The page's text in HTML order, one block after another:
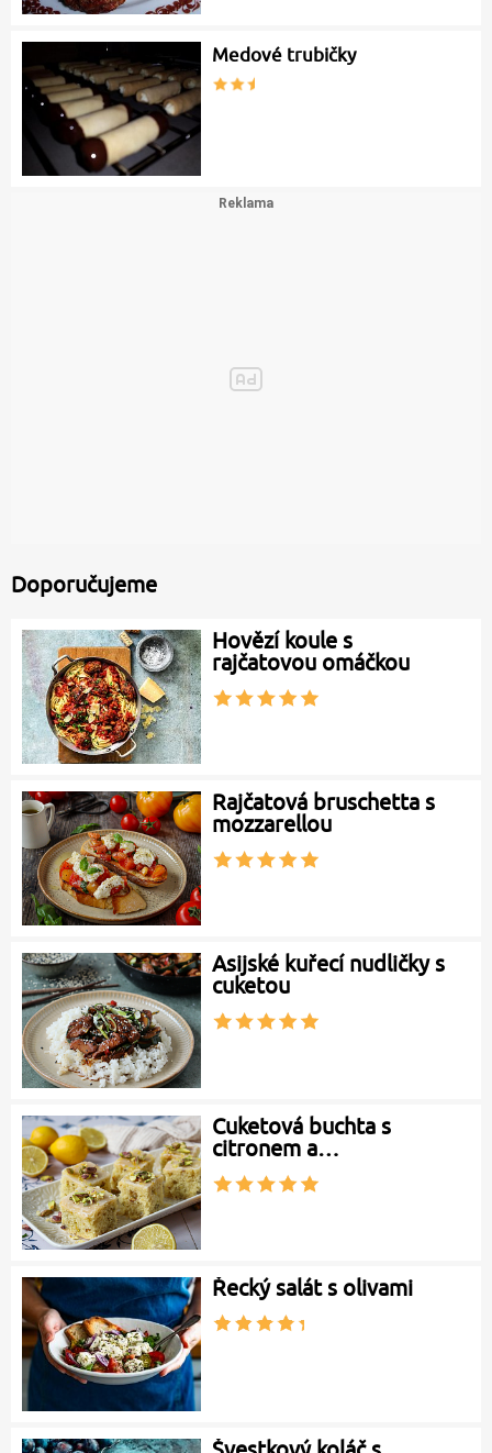
Medové trubičky
Doporučujeme
Hovězí koule s
rajčatovou omáčkou
Rajčatová bruschetta s
mozzarellou
Asijské kuřecí nudličky s
cuketou
Cuketová buchta s
citronem a…
Řecký salát s olivami